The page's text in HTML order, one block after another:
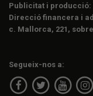
Publicitat i producció:
Direcció financera i
c. Mallorca, 221,
Segueix-nos a: